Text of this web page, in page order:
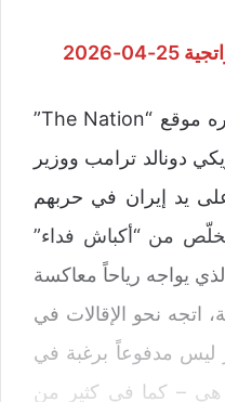
2026
يكشف هذا المقال، الذي نشره موقع “The Nation”
دونالد ترامب ووزير
يد إيران في حربهم
من “أكباش فداء”
يواجه رياحاً معاكسة
نحو الإقالات في
ليس مدفوعاً برغبة في
هي – كما في كثير من